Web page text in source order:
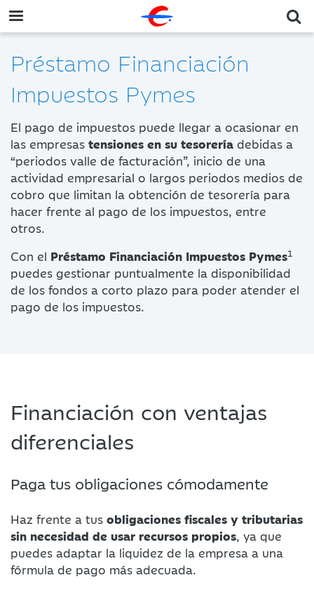
Préstamo Financiación
Impuestos Pymes
El pago de impuestos puede llegar a ocasionar en
las empresas tensiones en su tesorería debidas a
“periodos valle de facturación”, inicio de una
actividad empresarial o largos periodos medios de
cobro que limitan la obtención de tesorería para
hacer frente al pago de los impuestos, entre
otros.
Con el Préstamo Financiación Impuestos Pymes1
puedes gestionar puntualmente la disponibilidad
de los fondos a corto plazo para poder atender el
pago de los impuestos.
Financiación con ventajas
diferenciales
Paga tus obligaciones cómodamente
Haz frente a tus obligaciones fiscales y tributarias
sin necesidad de usar recursos propios, ya que
puedes adaptar la liquidez de la empresa a una
fórmula de pago más adecuada.